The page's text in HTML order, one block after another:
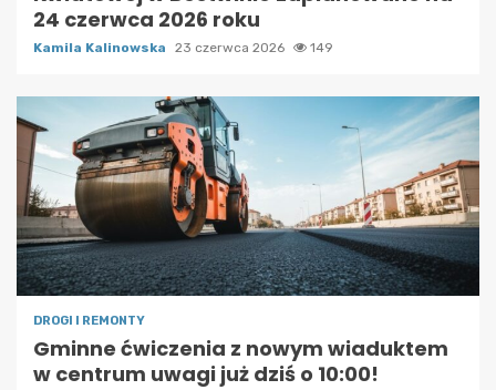
24 czerwca 2026 roku
Kamila Kalinowska 23 czerwca 2026 149
DROGI I REMONTY
Gminne ćwiczenia z nowym wiaduktem
w centrum uwagi już dziś o 10:00!